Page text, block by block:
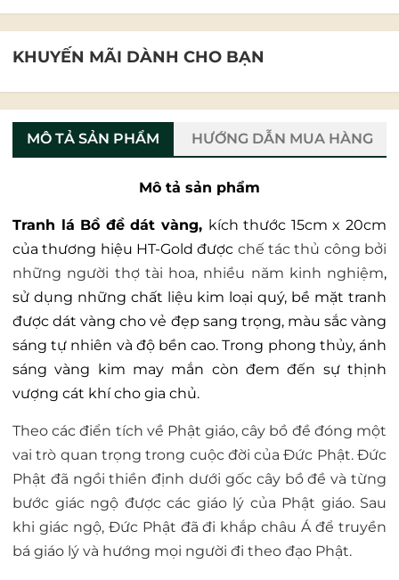
KHUYẾN MÃI DÀNH CHO BẠN
MÔ TẢ SẢN PHẨM HƯỚNG DẪN MUA HÀNG
Mô tả sản phẩm
Tranh lá Bồ đề dát vàng, kích thước 15cm x 20cm
của thương hiệu HT-Gold được chế tác thủ công bởi
những người thợ tài hoa, nhiều năm kinh nghiệm,
sử dụng những chất liệu kim loại quý, bề mặt tranh
được dát vàng cho vẻ đẹp sang trọng, màu sắc vàng
sáng tự nhiên và độ bền cao. Trong phong thủy, ánh
sáng vàng kim may mắn còn đem đến sự thịnh
vượng cát khí cho gia chủ.
Theo các điển tích về Phật giáo, cây bồ đề đóng một
vai trò quan trọng trong cuộc đời của Đức Phật. Đức
Phật đã ngồi thiền định dưới gốc cây bồ đề và từng
bước giác ngộ được các giáo lý của Phật giáo. Sau
khi giác ngộ, Đức Phật đã đi khắp châu Á để truyền
bá giáo lý và hướng mọi người đi theo đạo Phật.